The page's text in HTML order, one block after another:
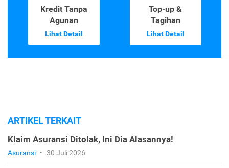
Kredit Tanpa
Agunan
Lihat Detail
Top-up &
Tagihan
Lihat Detail
ARTIKEL TERKAIT
Klaim Asuransi Ditolak, Ini Dia Alasannya!
Asuransi • 30 Juli 2026